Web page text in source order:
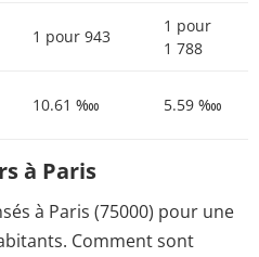
1 pour 943
1 pour
1 788
10.61 ‱ 5.59 ‱
à Paris
à Paris (75000) pour une
Comment sont